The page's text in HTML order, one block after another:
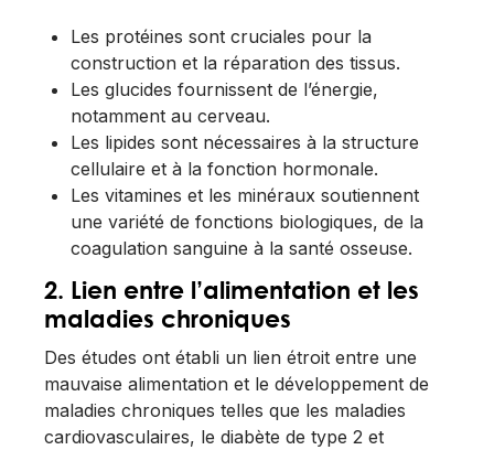
Les protéines sont cruciales pour la
construction et la réparation des tissus.
Les glucides fournissent de l’énergie,
notamment au cerveau.
Les lipides sont nécessaires à la structure
cellulaire et à la fonction hormonale.
Les vitamines et les minéraux soutiennent
une variété de fonctions biologiques, de la
coagulation sanguine à la santé osseuse.
2. Lien entre l’alimentation et les
maladies chroniques
Des études ont établi un lien étroit entre une
mauvaise alimentation et le développement de
maladies chroniques telles que les maladies
cardiovasculaires, le diabète de type 2 et